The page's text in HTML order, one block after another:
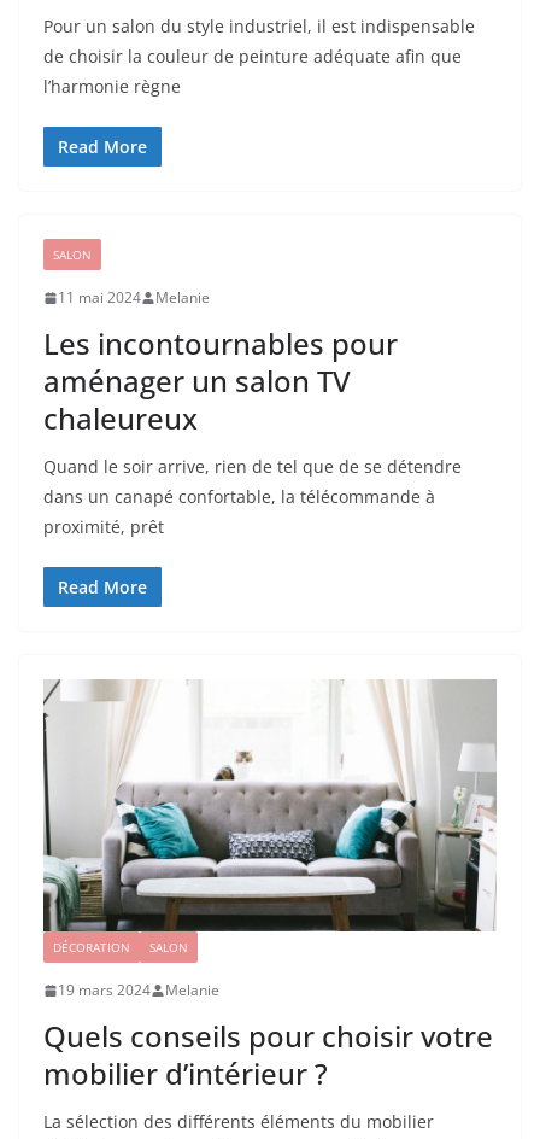
Pour un salon du style industriel, il est indispensable
de choisir la couleur de peinture adéquate afin que
l’harmonie règne
Read More
SALON
11 mai 2024 Melanie
Les incontournables pour
aménager un salon TV
chaleureux
Quand le soir arrive, rien de tel que de se détendre
dans un canapé confortable, la télécommande à
proximité, prêt
Read More
DÉCORATION SALON
19 mars 2024 Melanie
Quels conseils pour choisir votre
mobilier d’intérieur ?
La sélection des différents éléments du mobilier